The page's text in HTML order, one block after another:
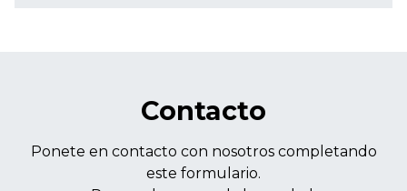
Contacto
Ponete en contacto con nosotros completando
este formulario.